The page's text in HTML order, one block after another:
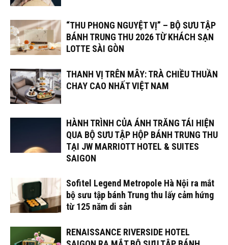
“THU PHONG NGUYỆT VỊ” – BỘ SƯU TẬP
BÁNH TRUNG THU 2026 TỪ KHÁCH SẠN
LOTTE SÀI GÒN
THANH VỊ TRÊN MÂY: TRÀ CHIỀU THUẦN
CHAY CAO NHẤT VIỆT NAM
HÀNH TRÌNH CỦA ÁNH TRĂNG TÁI HIỆN
QUA BỘ SƯU TẬP HỘP BÁNH TRUNG THU
TẠI JW MARRIOTT HOTEL & SUITES
SAIGON
Sofitel Legend Metropole Hà Nội ra mắt
bộ sưu tập bánh Trung thu lấy cảm hứng
từ 125 năm di sản
RENAISSANCE RIVERSIDE HOTEL